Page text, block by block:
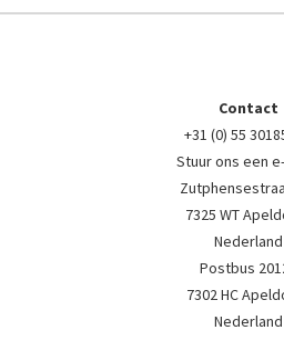
Contact
+31 (0) 55
Stuur ons een
7325 WT
Nederland
Postbus
7302 HC
Nederland